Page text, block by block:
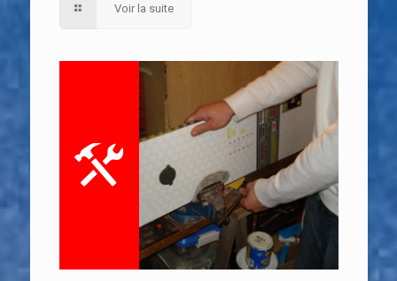
Voir la suite